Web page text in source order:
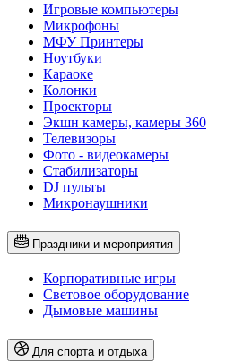
Игровые компьютеры
Микрофоны
МФУ Принтеры
Ноутбуки
Караоке
Колонки
Проекторы
Экшн камеры, камеры 360
Телевизоры
Фото - видеокамеры
Стабилизаторы
DJ пульты
Микронаушники
Праздники и мероприятия
Корпоративные игры
Световое оборудование
Дымовые машины
Для спорта и отдыха